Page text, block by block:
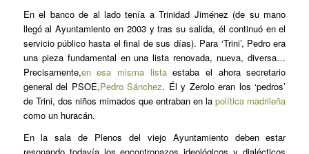
En el banco de al lado tenía a Trinidad Jiménez (de su mano
llegó al Ayuntamiento en 2003 y tras su salida, él continuó en el
servicio público hasta el final de sus días). Para ‘Trini’, Pedro era
una pieza fundamental en una lista renovada, nueva, diversa…
Precisamente,en esa misma listaestaba el ahora secretario
general del PSOE,Pedro Sánchez. Él y Zerolo eran los ‘pedros’
de Trini, dos niños mimados que entraban en lapolítica madrileña
como un huracán.
En la sala de Plenos del viejo Ayuntamiento deben estar